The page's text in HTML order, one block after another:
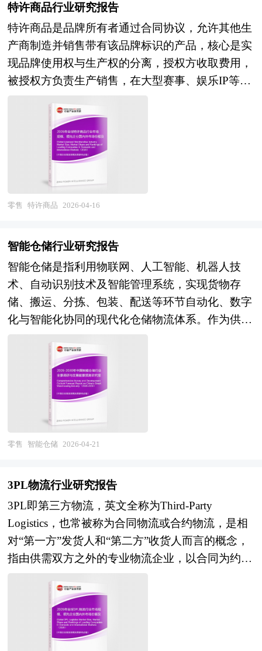
零售扩张及物流成本优化需求加剧，智能仓储正从
单一的存储功能向集库存管理、订单履约、数据分
析、增值服务于一体的智慧供应链枢纽演进，成为
现代物流体系与数字经济深度融合的关键载体。
当前，中国智能仓储行业正处于技术密集投入与商
业模式验证的关键成长期。经过多年发展，我国已
成为全球最大的智能仓储装备市场与应用场景聚集
地，在电商物流、汽车、医药、新能源、快消品等
领域涌现出一批标杆性智能仓项目，AGV/AMR出
货量、立体库建设规模均居世界前列。与此同时，
行业面临结构性分化与深层次挑战：在需求端，头
部企业智能仓建设进入成熟期，追求从自动化向智
周期与技术门槛，智能化改造进程相对滞后，市场
呈现"高端引领、中端渗透、低端观望"的梯度特
征；在供给端，国产设备在性价比、交付速度及本
土化服务方面形成优势，但在高速分拣、精密控
制、核心软件算法等高端领域仍面临国际竞争压
储智能化与上游制造、下游配送的协同不足，数据
孤岛与标准缺失制约全链路优化，行业整体呈
现"装备普及、系统集成、生态待构"的发展特征。
展望未来，中国智能仓储行业将在产业升级深化与
数字技术成熟的双重驱动下迎来高质量发展新阶
段。"十五五"时期，智能制造与工业互联网全面推
式增长，对仓储的响应速度、柔性能力及温控精度
提出更高要求；劳动力成本上升与"双碳"目标约束
则从经济性与可持续性两端倒逼智能化改造。行业
前景体现为三个维度的战略演进：在技术维度，AI
视觉识别、数字孪生、群体智能调度、柔性抓取等
能"向"群体协同"进化，人机协作模式成为主流，
绿色仓储技术（光伏屋顶、能量回收、低碳制冷）
与智能能耗管理深度融合；在应用维度，智能仓储
从电商物流向制造业厂内物流、农业冷链、医药物
特许商品行业研究报告
特许商品是品牌所有者通过合同协议，允许其他生
产商制造并销售带有该品牌标识的产品，核心是实
现品牌使用权与生产权的分离，授权方收取费用，
被授权方负责生产销售，在大型赛事、娱乐IP等领
全球能源供应紧张、通胀高企，这让特许商品行业
的成本压力陡增。原材料价格上涨、物流成本攀
升，压缩了企业的利润空间，同时也削弱了部分消
费者的购买力，尤其是对中低端特许商品的需求受
到明显影响。但从另一个角度看，冲突引发的全球
对安全与稳定的渴望，也让带有和平、团结等主题
的载体。 科技领域，AI大模型的落地攻坚正重塑
消费者需求，助力企业开发更贴合市场的产品，同
时通过智能化生产提高效率、降低成本。在营销
端，AI驱动的个性化推荐、虚拟场景展示等方式，
极大提升了消费者的购物体验，增强了品牌粘性。
商业航天的快速崛起，则为特许商品开辟了全新赛
道，太空主题的特许商品成为市场新宠，满足了消
费者对太空探索的好奇与向往。 经济层面，A股市
场的持续升温、非洲新兴市场的价值重估，为特许
商品企业带来了更多的融资机会与市场空间。企业
可以借助资本市场的力量加速扩张，同时布局非洲
等新兴市场，挖掘潜在消费需求。而全球经济增长
产品附加值，以在激烈的市场竞争中站稳脚跟。
本研究咨询报告由中研普华咨询公司领衔撰写，在
大量周密的市场调研基础上，主要依据了国家统计
局、国家商务部、国家发改委、国家经济信息中
心、国务院发展研究中心、全国商业信息中心、中
外多种相关报刊杂志的基础信息以及专业研究单位
等公布和提供的大量资料。对全球及国内特许商品
行业作了详尽深入的分析，是企业进行市场研究工
作时不可或缺的重要参考资料，同时也可作为金融
零售 特许商品 2026-04-16
智能仓储行业研究报告
智能仓储是指利用物联网、人工智能、机器人技
术、自动识别技术及智能管理系统，实现货物存
储、搬运、分拣、包装、配送等环节自动化、数字
化与智能化协同的现代化仓储物流体系。作为供应
仓库、智能分拣系统、AGV/AMR移动机器人、智
能穿梭车、自动装卸设备、仓储管理软件
（WMS）及数字孪生运维平台等关键装备与系
统，是连接生产制造与终端消费、提升全链路流通
效率的战略性产业。随着我国制造业升级、电商新
零售扩张及物流成本优化需求加剧，智能仓储正从
析、增值服务于一体的智慧供应链枢纽演进，成为
当前，中国智能仓储行业正处于技术密集投入与商
业模式验证的关键成长期。经过多年发展，我国已
成为全球最大的智能仓储装备市场与应用场景聚集
地，在电商物流、汽车、医药、新能源、快消品等
领域涌现出一批标杆性智能仓项目，AGV/AMR出
货量、立体库建设规模均居世界前列。与此同时，
行业面临结构性分化与深层次挑战：在需求端，头
部企业智能仓建设进入成熟期，追求从自动化向智
零售 智能仓储 2026-04-21
3PL物流行业研究报告
3PL即第三方物流，英文全称为Third-Party
Logistics，也常被称为合同物流或合约物流，是相
对“第一方”发货人和“第二方”收货人而言的概念，
指由供需双方之外的专业物流企业，以合同为约
信息化物流代理服务的业务模式。这类物流企业不
拥有商品，也不参与商品的买卖，仅凭借自身的专
业能力和资源，为客户处理部分或全部物流相关业
务。 从服务范畴来看，3PL的服务内容十分广泛，